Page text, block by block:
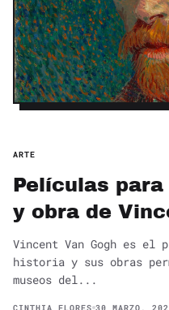
ARTE
Películas
y obra de
Vincent Van Gogh es el
historia y sus obras
museos del...
CINTHIA FLORES 30 MARZO,